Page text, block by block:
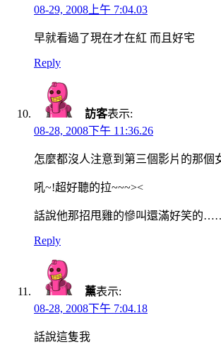
08-29, 2008上午 7:04.03
早就看過了現在才在紅 而且好宅
Reply
訪客表示:
08-28, 2008下午 11:36.26
怎麼都沒人注意到第三個影片的那個
吼~!超好聽的拉~~~><
話說他那招甩雞的慘叫還滿好笑的
Reply
薰表示:
08-28, 2008下午 7:04.18
話說這隻我